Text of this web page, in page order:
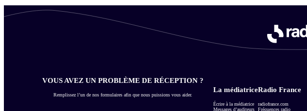
VOUS AVEZ UN PROBLÈME DE RÉCEPTION ?
Remplissez l’un de nos formulaires afin que nous puissions vous aider.
La médiatrice
Écrire à la médiatrice
Messages d’auditeurs
Radio France
radiofrance.com
Fréquences radio